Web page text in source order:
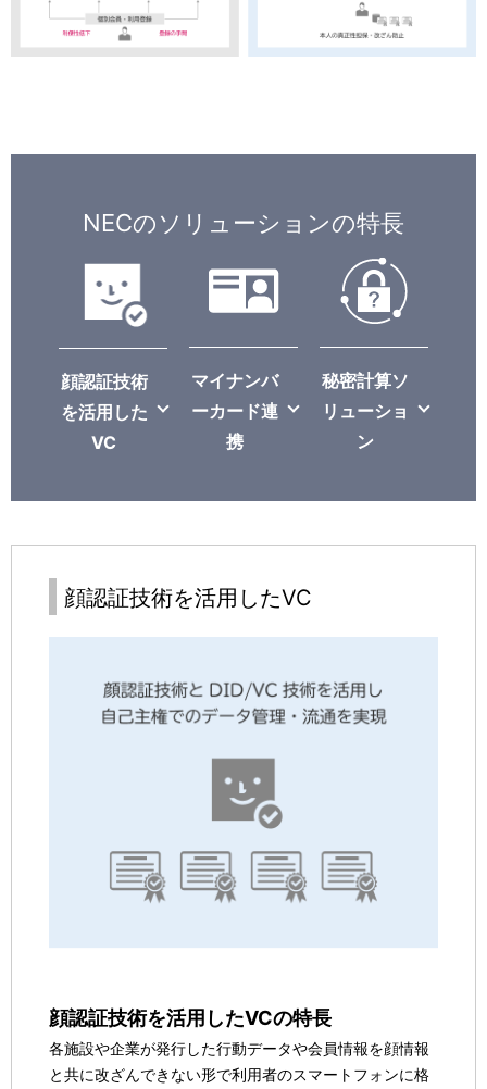
NECのソリューションの特長
顔認証技術
を活用した
VC
マイナンバ
ーカード連
携
秘密計算ソ
リューショ
ン
顔認証技術を活用したVC
顔認証技術を活用したVCの特長
各施設や企業が発行した行動データや会員情報を顔情報
と共に改ざんできない形で利用者のスマートフォンに格